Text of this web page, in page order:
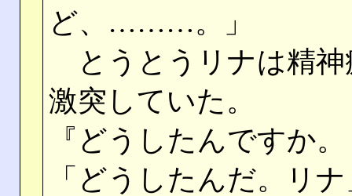
ど、………。」
とうとうリナは精神
激突していた。
『どうしたんですか
「どうしたんだ。リ